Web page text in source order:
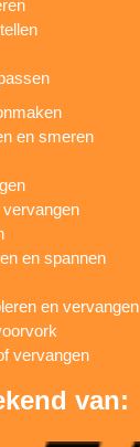
en smeren
en spannen
en vervangen
vervangen
van: